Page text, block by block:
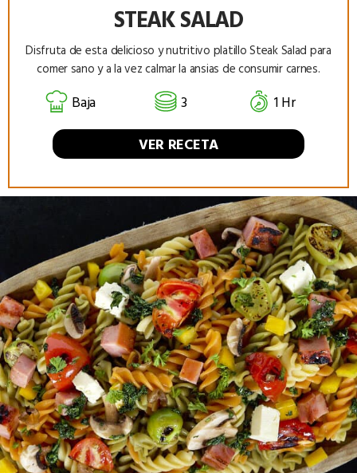
STEAK SALAD
Disfruta de esta delicioso y nutritivo platillo Steak Salad para
comer sano y a la vez calmar la ansias de consumir carnes.
Baja 3
1 Hr
VER RECETA